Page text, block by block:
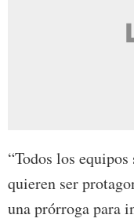
“Todos los
quieren ser
una prórroga para